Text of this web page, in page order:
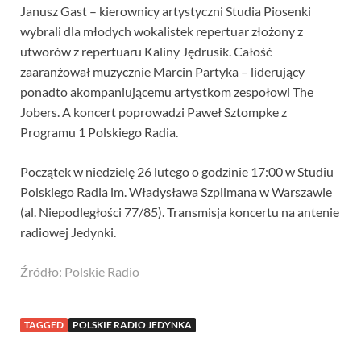
Janusz Gast – kierownicy artystyczni Studia Piosenki
wybrali dla młodych wokalistek repertuar złożony z
utworów z repertuaru Kaliny Jędrusik. Całość
zaaranżował muzycznie Marcin Partyka – liderujący
ponadto akompaniującemu artystkom zespołowi The
Jobers. A koncert poprowadzi Paweł Sztompke z
Programu 1 Polskiego Radia.
Początek w niedzielę 26 lutego o godzinie 17:00 w Studiu
Polskiego Radia im. Władysława Szpilmana w Warszawie
(al. Niepodległości 77/85). Transmisja koncertu na antenie
radiowej Jedynki.
Źródło: Polskie Radio
TAGGED POLSKIE RADIO JEDYNKA